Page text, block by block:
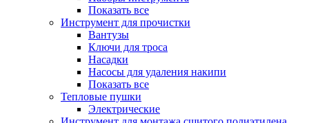
Показать все
Инструмент для прочистки
Вантузы
Ключи для троса
Насадки
Насосы для удаления накипи
Показать все
Тепловые пушки
Электрические